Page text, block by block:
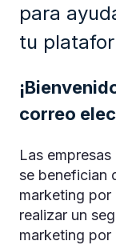
para
tu
correo
Las
se benefician
marketing por
realizar un
marketing